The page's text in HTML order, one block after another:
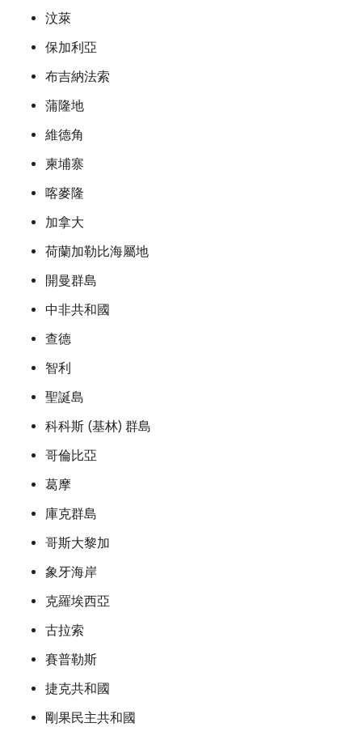
汶萊
保加利亞
布吉納法索
蒲隆地
維德角
柬埔寨
喀麥隆
加拿大
荷蘭加勒比海屬地
開曼群島
中非共和國
查德
智利
聖誕島
科科斯 (基林) 群島
哥倫比亞
葛摩
庫克群島
哥斯大黎加
象牙海岸
克羅埃西亞
古拉索
賽普勒斯
捷克共和國
剛果民主共和國